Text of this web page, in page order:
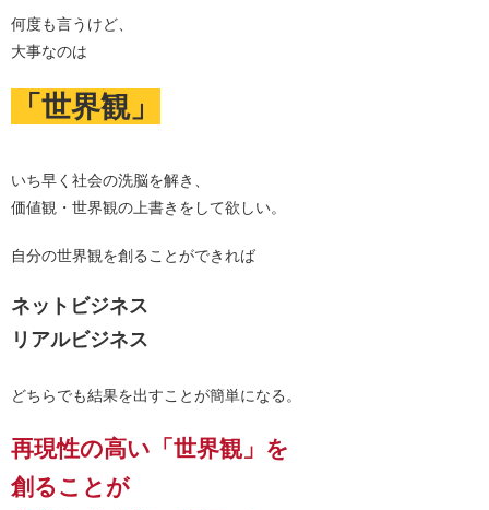
何度も言うけど、
大事なのは
「世界観」
いち早く社会の洗脳を解き、
価値観・世界観の上書きをして欲しい。
自分の世界観を創ることができれば
ネットビジネス
リアルビジネス
どちらでも結果を出すことが簡単になる。
再現性の高い「世界観」を
創ることが